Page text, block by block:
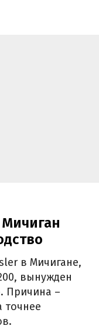
в Мичигане,
вынужден
Причина –
точнее